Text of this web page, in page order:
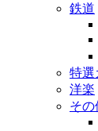
鉄道
特選
洋楽
その